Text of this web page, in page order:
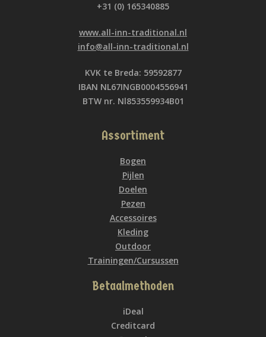
+31 (0) 165340885
www.all-inn-traditional.nl
info@all-inn-traditional.nl
KVK te Breda: 59592877
IBAN NL67INGB0004556941
BTW nr. Nl853559934B01
Assortiment
Bogen
Pijlen
Doelen
Pezen
Accessoires
Kleding
Outdoor
Trainingen/Cursussen
Betaalmethoden
iDeal
Creditcard